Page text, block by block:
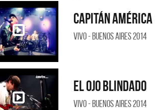
Capitán América
Vivo - Buenos Aires 2014
El ojo blindado
Vivo - Buenos Aires 2014